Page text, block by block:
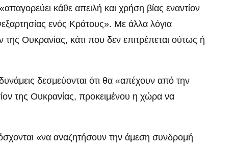
κάθε απειλή και χρήση βίας εναντίον
ενός Κράτους». Με άλλα λόγια
της Ουκρανίας, κάτι που δεν επιτρέπεται ούτως ή
δεσμεύονται ότι θα «απέχουν από την
της Ουκρανίας, προκειμένου η χώρα να
«να αναζητήσουν την άμεση συνδρομή